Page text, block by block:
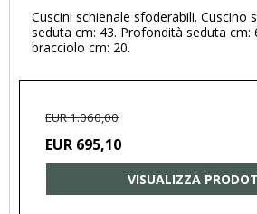
Cuscini schienale sfoderabili. Cuscino
seduta cm: 43. Profondità seduta cm:
bracciolo cm: 20.
EUR 1.060,00
EUR 695,10
VISUALIZZA